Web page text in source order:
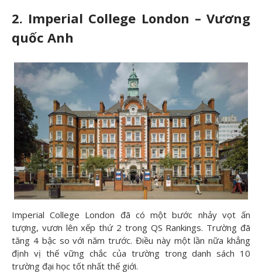
2. Imperial College London – Vương
quốc Anh
Imperial College London đã có một bước nhảy vọt ấn
tượng, vươn lên xếp thứ 2 trong QS Rankings. Trường đã
tăng 4 bậc so với năm trước. Điều này một lần nữa khẳng
định vị thế vững chắc của trường trong danh sách 10
trường đại học tốt nhất thế giới.